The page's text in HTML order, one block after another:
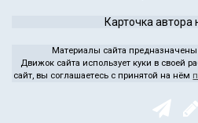
Карточка автора
Материалы сайта
Движок сайта использует куки в своей
сайт, вы соглашаетесь с принятой на нём